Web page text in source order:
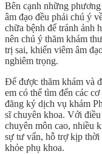
Bên cạnh những
âm đạo đều phải chú ý
chữa bệnh để tránh ảnh
nên chú ý thăm khám
trị sai, khiến viêm âm
nghiêm trọng.
Để được thăm khám và
em có thể tìm đến các
đăng ký dịch vụ khám
sĩ chuyên khoa. Với
chuyên môn cao, nhiều
sự tư vấn, hỗ trợ kịp thời
khỏe phụ khoa.